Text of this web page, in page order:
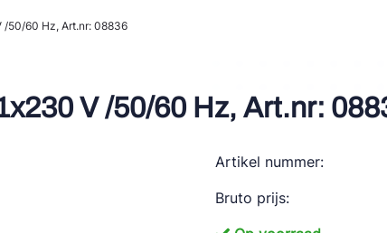
/50/60 Hz, Art.nr: 08836
V /50/60 Hz, Art.nr:
Artikel nummer:
Bruto prijs: